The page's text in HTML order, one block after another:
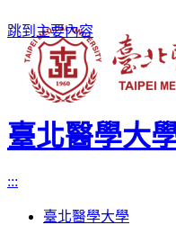
跳到主要內容
臺北醫學大
:::
臺北醫學大學